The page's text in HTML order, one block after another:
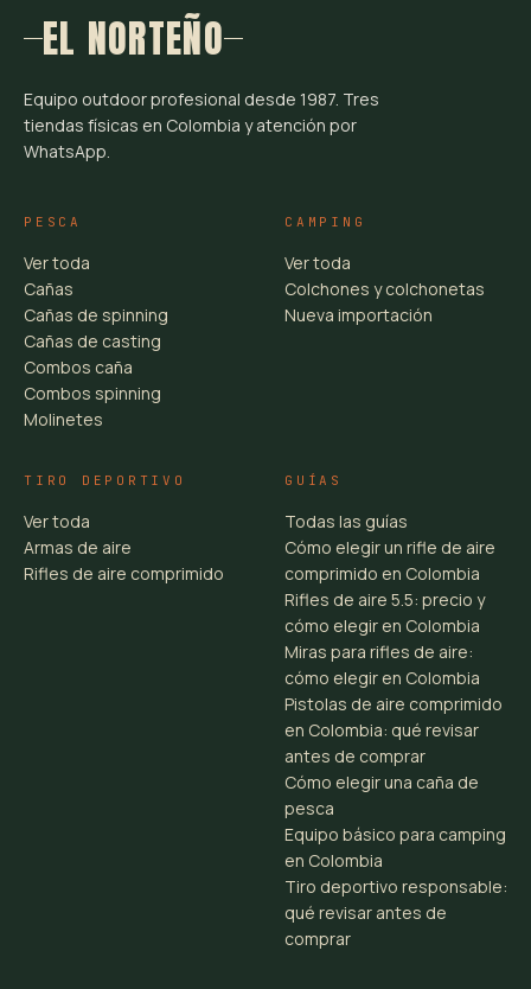
EL NORTEÑO
Equipo outdoor profesional desde 1987. Tres
tiendas físicas en Colombia y atención por
WhatsApp.
PESCA
Ver toda
Cañas
Cañas de spinning
Cañas de casting
Combos caña
Combos spinning
Molinetes
CAMPING
Ver toda
Colchones y colchonetas
Nueva importación
TIRO DEPORTIVO
Ver toda
Armas de aire
Rifles de aire comprimido
GUÍAS
Todas las guías
Cómo elegir un rifle de aire
comprimido en Colombia
Rifles de aire 5.5: precio y
cómo elegir en Colombia
Miras para rifles de aire:
cómo elegir en Colombia
Pistolas de aire comprimido
en Colombia: qué revisar
antes de comprar
Cómo elegir una caña de
pesca
Equipo básico para camping
en Colombia
Tiro deportivo responsable:
qué revisar antes de
comprar